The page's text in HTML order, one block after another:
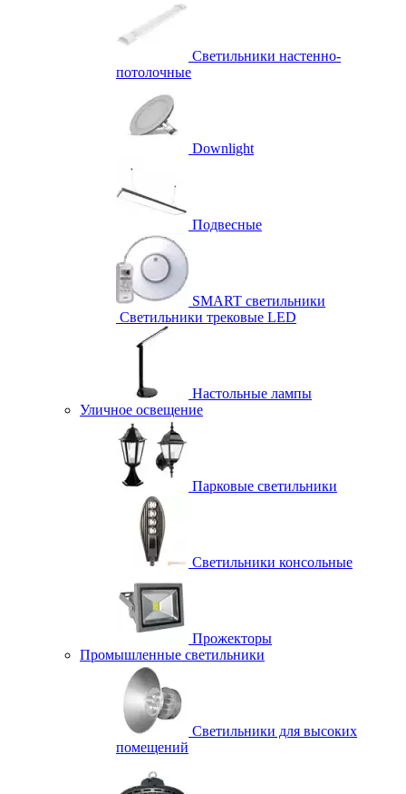
Светильники настенно-
потолочные
Downlight
Подвесные
SMART светильники
Светильники трековые LED
Настольные лампы
Уличное освещение
Парковые светильники
Светильники консольные
Прожекторы
Промышленные светильники
Светильники для высоких
помещений